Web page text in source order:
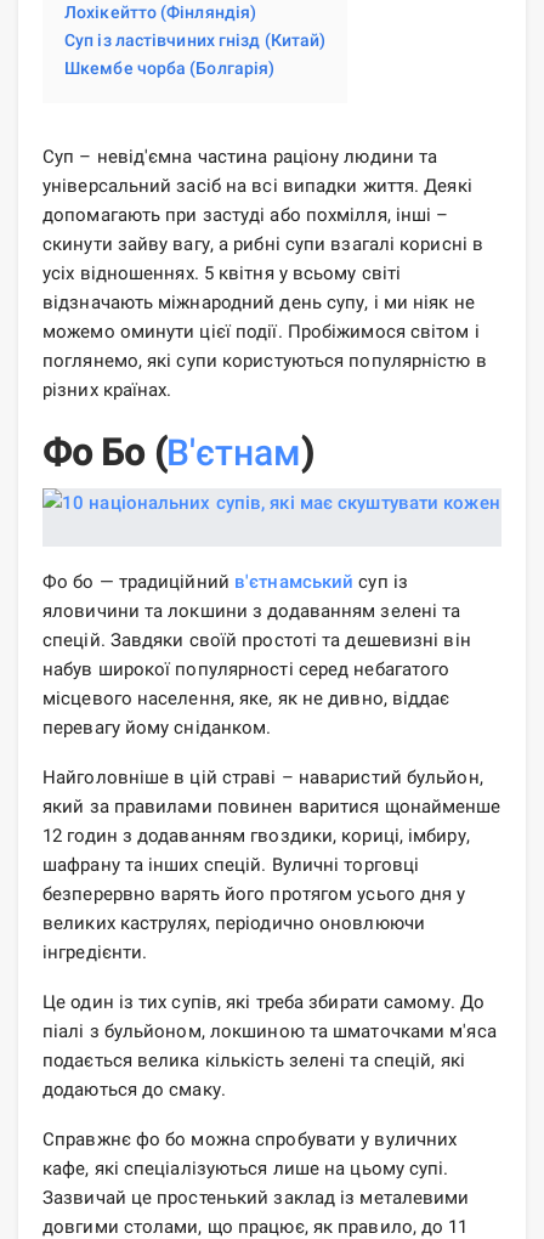
Лохікейтто (Фінляндія)
Суп із ластівчиних гнізд (Китай)
Шкембе чорба (Болгарія)
Суп – невід'ємна частина раціону людини та
універсальний засіб на всі випадки життя. Деякі
допомагають при застуді або похмілля, інші –
скинути зайву вагу, а рибні супи взагалі корисні в
усіх відношеннях. 5 квітня у всьому світі
відзначають міжнародний день супу, і ми ніяк не
можемо оминути цієї події. Пробіжимося світом і
поглянемо, які супи користуються популярністю в
різних країнах.
Фо Бо (В'єтнам)
Фо бо — традиційний в'єтнамський суп із
яловичини та локшини з додаванням зелені та
спецій. Завдяки своїй простоті та дешевизні він
набув широкої популярності серед небагатого
місцевого населення, яке, як не дивно, віддає
перевагу йому сніданком.
Найголовніше в цій страві – наваристий бульйон,
який за правилами повинен варитися щонайменше
12 годин з додаванням гвоздики, кориці, імбиру,
шафрану та інших спецій. Вуличні торговці
безперервно варять його протягом усього дня у
великих каструлях, періодично оновлюючи
інгредієнти.
Це один із тих супів, які треба збирати самому. До
піалі з бульйоном, локшиною та шматочками м'яса
подається велика кількість зелені та спецій, які
додаються до смаку.
Справжнє фо бо можна спробувати у вуличних
кафе, які спеціалізуються лише на цьому супі.
Зазвичай це простенький заклад із металевими
довгими столами, що працює, як правило, до 11